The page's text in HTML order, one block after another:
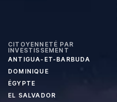
CITOYENNETÉ PAR
INVESTISSEMENT
ANTIGUA-ET-BARBUDA
DOMINIQUE
ÉGYPTE
EL SALVADOR